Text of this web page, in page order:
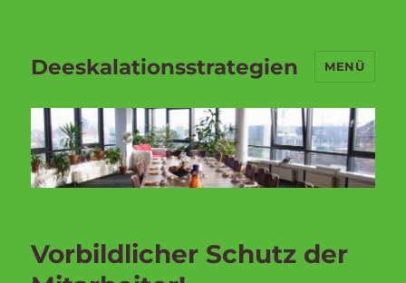
Deeskalationsstrategien MENÜ
Vorbildlicher Schutz der